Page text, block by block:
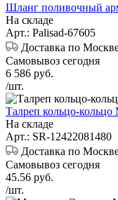
Шланг поливочный
На складе
Арт.: Palisad-67605
Доставка по
Самовывоз сегодня
6 586 руб.
/шт.
Талреп кольцо-
На складе
Арт.: SR-12422081480
Доставка по
Самовывоз сегодня
45.56 руб.
/шт.